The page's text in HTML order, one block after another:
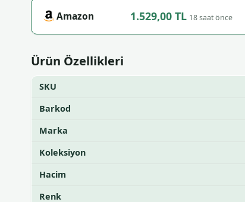
Amazon 1.529,00 TL 18 saat önce
Ürün Özellikleri
SKU
Barkod
Marka
Koleksiyon
Hacim
Renk